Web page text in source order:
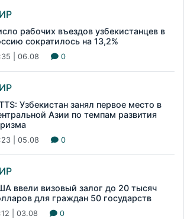
рабочих въездов узбекистанцев в
сократилось на 13,2%
| 06.08 0
Узбекистан занял первое место в
Азии по темпам развития
| 05.08 0
ввели визовый залог до 20 тысяч
для граждан 50 государств
| 03.08 0